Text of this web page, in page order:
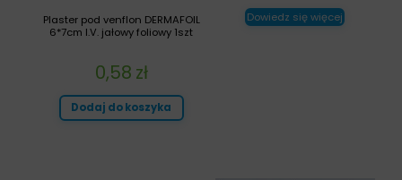
Dowiedz się więcej
Plaster pod venflon DERMAFOIL
6*7cm I.V. jałowy foliowy 1szt
0,58 zł
Dodaj do koszyka